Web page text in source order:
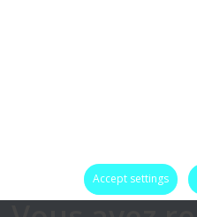
Accept settings